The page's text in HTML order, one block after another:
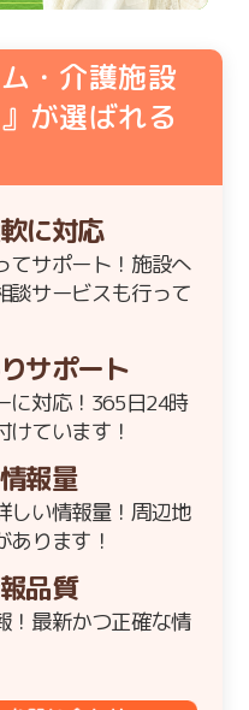
・介護施設
が選ばれる
に対応
てサポート！施設へ
談サービスも行って
サポート
に対応！365日24時
ています！
報量
しい情報量！周辺地
ります！
品質
！最新かつ正確な情